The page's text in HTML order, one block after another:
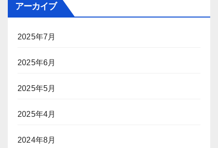
アーカイブ
2025年7月
2025年6月
2025年5月
2025年4月
2024年8月